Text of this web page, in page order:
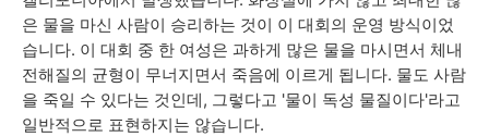
은 물을 마신 사람이 승리하는 것이 이 대회의 운영 방식이었
습니다. 이 대회 중 한 여성은 과하게 많은 물을 마시면서 체내
전해질의 균형이 무너지면서 죽음에 이르게 됩니다. 물도 사람
을 죽일 수 있다는 것인데, 그렇다고 '물이 독성 물질이다'라고
일반적으로 표현하지는 않습니다.